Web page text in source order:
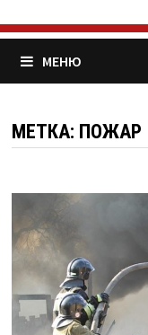
МЕНЮ
МЕТКА: ПОЖАР